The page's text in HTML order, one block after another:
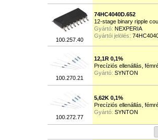
100.257.40
74HC4040D.652
12-stage binary ripple
Gyártó: NEXPERIA
Gyártói jelölés:
100.270.21
12,1R 0,1%
Precíziós ellenállás,
Gyártó: SYNTON
100.272.77
5,62K 0,1%
Precíziós ellenállás,
Gyártó: SYNTON